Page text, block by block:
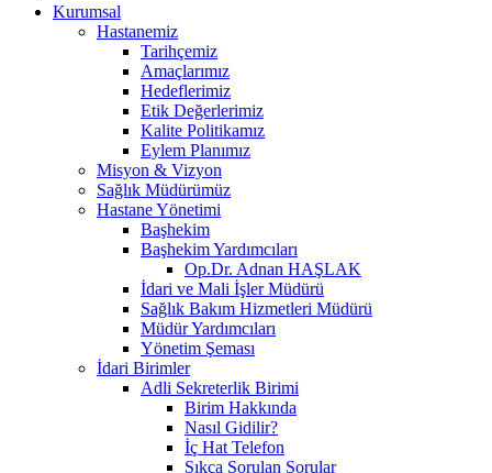
Kurumsal
Hastanemiz
Tarihçemiz
Amaçlarımız
Hedeflerimiz
Etik Değerlerimiz
Kalite Politikamız
Eylem Planımız
Misyon & Vizyon
Sağlık Müdürümüz
Hastane Yönetimi
Başhekim
Başhekim Yardımcıları
Op.Dr. Adnan HAŞLAK
İdari ve Mali İşler Müdürü
Sağlık Bakım Hizmetleri Müdürü
Müdür Yardımcıları
Yönetim Şeması
İdari Birimler
Adli Sekreterlik Birimi
Birim Hakkında
Nasıl Gidilir?
İç Hat Telefon
Sıkça Sorulan Sorular